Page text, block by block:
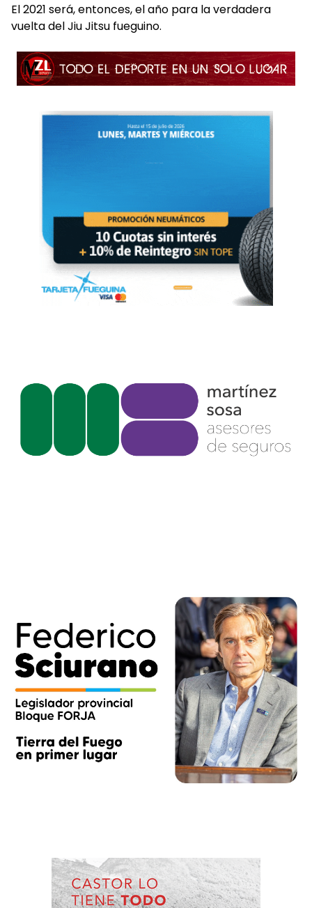
El 2021 será, entonces, el año para la verdadera
vuelta del Jiu Jitsu fueguino.